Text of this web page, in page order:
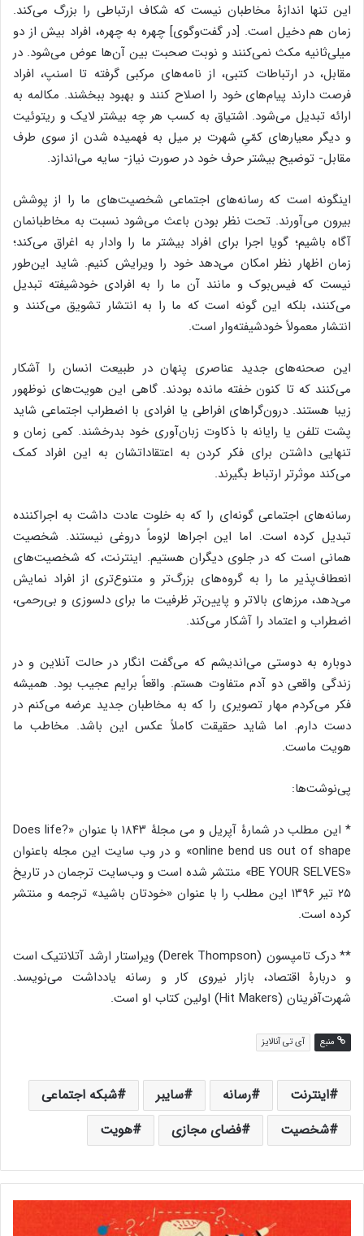
این تنها اندازۀ مخاطبان نیست که شکاف ارتباطی را بزرگ می‌کند.
زمان هم دخیل است. [در گفت‌وگوی] چهره به چهره، افراد بیش از دو
میلی‌ثانیه مکث نمی‌کنند و نوبت صحبت بین آن‌ها عوض می‌شود. در
مقابل، در ارتباطات کتبی، از نامه‌های مرکبی گرفته تا اسنپ، افراد
فرصت دارند پیام‌های خود را اصلاح کنند و بهبود ببخشند. مکالمه به
ارائه تبدیل می‌شود. اشتیاق به کسب هر چه بیشتر لایک و ریتوئیت
و دیگر معیارهای کمّیِ شهرت بر میل به فهمیده شدن از سوی طرف
مقابل- توضیح بیشتر حرف خود در صورت نیاز- سایه می‌اندازد.
اینگونه است که رسانه‌های اجتماعی شخصیت‌های ما را از پوشش
بیرون می‌آورند. تحت نظر بودن باعث می‌شود نسبت به مخاطبانمان
آگاه باشیم؛ گویا اجرا برای افراد بیشتر ما را وادار به اغراق می‌کند؛
زمان اظهار نظر امکان می‌دهد خود را ویرایش کنیم. شاید این‌طور
نیست که فیس‌بوک و مانند آن ما را به افرادی خودشیفته تبدیل
می‌کنند، بلکه این گونه است که ما را به انتشار تشویق می‌کنند و
انتشار معمولاً خودشیفته‌وار است.
این صحنه‌های جدید عناصری پنهان در طبیعت انسان را آشکار
می‌کنند که تا کنون خفته مانده بودند. گاهی این هویت‌های نوظهور
زیبا هستند. درون‌گراهای افراطی یا افرادی با اضطراب اجتماعی شاید
پشت تلفن یا رایانه با ذکاوت زبان‌آوری خود بدرخشند. کمی زمان و
تنهایی داشتن برای فکر کردن به اعتقاداتشان به این افراد کمک
می‌کند موثرتر ارتباط بگیرند.
رسانه‌های اجتماعی گونه‌ای را که به خلوت عادت داشت به اجراکننده
تبدیل کرده است. اما این اجراها لزوماً دروغی نیستند. شخصیت
همانی است که در جلوی دیگران هستیم. اینترنت، که شخصیت‌های
انعطاف‌پذیر ما را به گروه‌های بزرگ‌تر و متنوع‌تری از افراد نمایش
می‌دهد، مرزهای بالاتر و پایین‌تر ظرفیت ما برای دلسوزی و بی‌رحمی،
اضطراب و اعتماد را آشکار می‌کند.
دوباره به دوستی می‌اندیشم که می‌گفت انگار در حالت آنلاین و در
زندگی واقعی دو آدم متفاوت هستم. واقعاً برایم عجیب بود. همیشه
فکر می‌کردم مهار تصویری را که به مخاطبان جدید عرضه می‌کنم در
دست دارم. اما شاید حقیقت کاملاً عکس این باشد. مخاطب ما
هویت ماست.
پی‌نوشت‌ها:
*‌ این مطلب در شمارۀ آپریل و می مجلۀ ۱۸۴۳ با عنوان «?Does life
online bend us out of shape» و در وب سایت این مجله باعنوان
«BE YOUR SELVES» منتشر شده است و وب‌سایت ترجمان در تاریخ
۲۵ تیر ۱۳۹۶ این مطلب را با عنوان «خودتان باشید» ترجمه و منتشر
کرده است.
**‌ درک تامپسون (Derek Thompson) ویراستار ارشد آتلانتیک است
و دربارۀ اقتصاد، بازار نیروی کار و رسانه یادداشت می‌نویسد.
شهرت‌آفرینان (Hit Makers) اولین کتاب او است.
منبع آی تی آنالایز
اینترنت رسانه سایبر
شبکه اجتماعی
شخصیت
فضای مجازی هویت